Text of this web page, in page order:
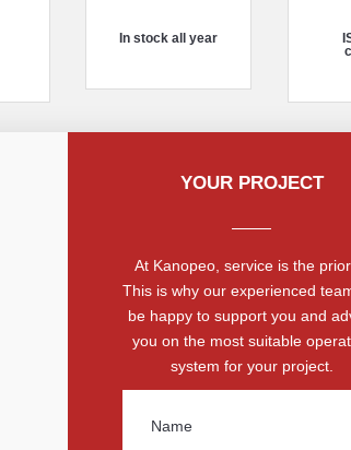
In stock all year
YOUR PROJECT
At Kanopeo, service is the
This is why our experienced
be happy to support you and
you on the most suitable
system for your project.